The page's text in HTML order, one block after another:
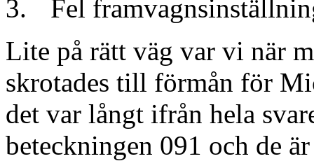
Fel
Lite på rätt väg var vi när
skrotades till förmån för
det var långt ifrån hela
beteckningen 091 och de